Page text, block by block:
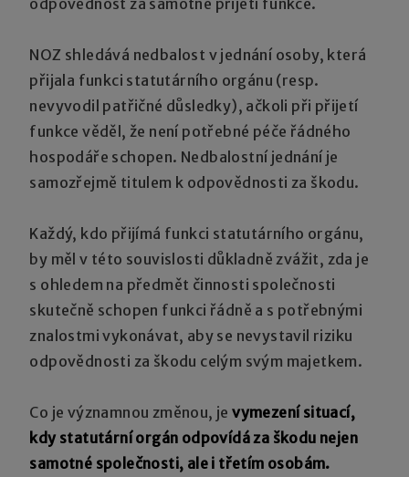
NOZ shledává nedbalost v jednání osoby, která
přijala funkci statutárního orgánu (resp.
nevyvodil patřičné důsledky), ačkoli při přijetí
funkce věděl, že není potřebné péče řádného
hospodáře schopen. Nedbalostní jednání je
samozřejmě titulem k odpovědnosti za škodu.
Každý, kdo přijímá funkci statutárního orgánu,
by měl v této souvislosti důkladně zvážit, zda je
s ohledem na předmět činnosti společnosti
skutečně schopen funkci řádně a s potřebnými
znalostmi vykonávat, aby se nevystavil riziku
odpovědnosti za škodu celým svým majetkem.
Co je významnou změnou, jevymezení situací,
kdy statutární orgán odpovídá za škodu nejen
samotné společnosti, ale i třetím osobám.